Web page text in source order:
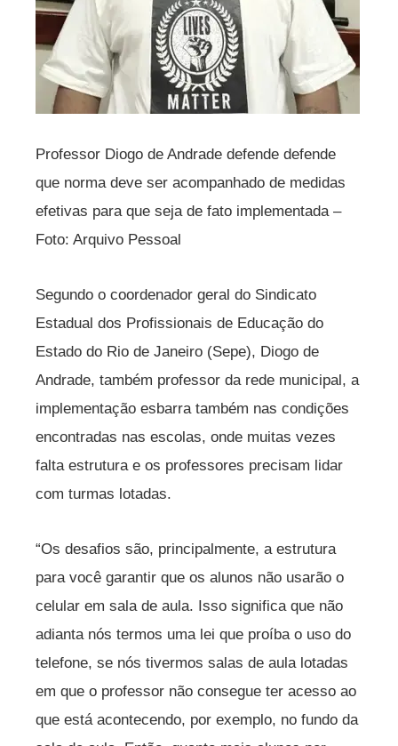
Professor Diogo de Andrade defende defende
que norma deve ser acompanhado de medidas
efetivas para que seja de fato implementada –
Foto: Arquivo Pessoal
Segundo o coordenador geral do Sindicato
Estadual dos Profissionais de Educação do
Estado do Rio de Janeiro (Sepe), Diogo de
Andrade, também professor da rede municipal, a
implementação esbarra também nas condições
encontradas nas escolas, onde muitas vezes
falta estrutura e os professores precisam lidar
com turmas lotadas.
“Os desafios são, principalmente, a estrutura
para você garantir que os alunos não usarão o
celular em sala de aula. Isso significa que não
adianta nós termos uma lei que proíba o uso do
telefone, se nós tivermos salas de aula lotadas
em que o professor não consegue ter acesso ao
que está acontecendo, por exemplo, no fundo da